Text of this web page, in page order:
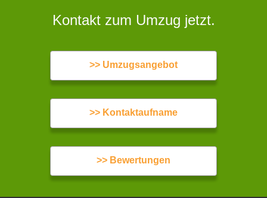
Kontakt zum Umzug jetzt.
>> Umzugsangebot
>> Kontaktaufname
>> Bewertungen